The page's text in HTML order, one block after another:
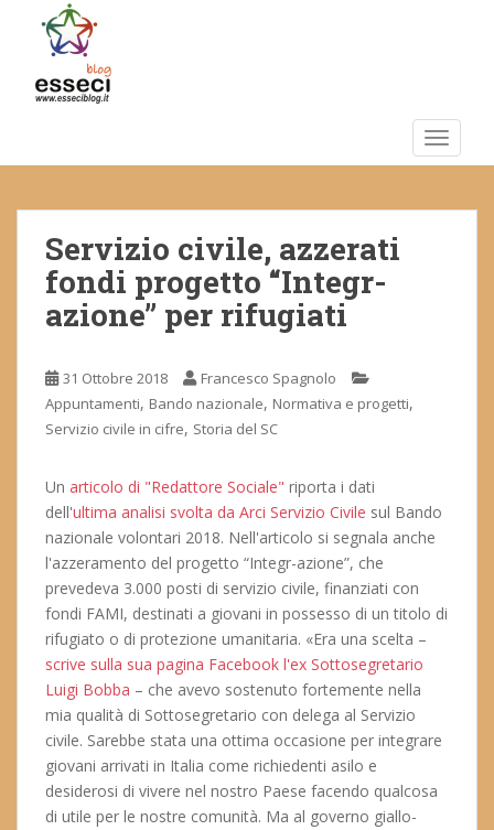
m
Servizio civile, azzerati
fondi progetto “Integr-
azione” per rifugiati
31 Ottobre 2018
Francesco Spagnolo
Appuntamenti, Bando nazionale, Normativa e progetti,
Servizio civile in cifre, Storia del SC
Un articolo di "Redattore Sociale" riporta i dati
dell'ultima analisi svolta da Arci Servizio Civile sul Bando
nazionale volontari 2018. Nell'articolo si segnala anche
l'azzeramento del progetto “Integr-azione”, che
prevedeva 3.000 posti di servizio civile, finanziati con
fondi FAMI, destinati a giovani in possesso di un titolo di
rifugiato o di protezione umanitaria. «Era una scelta –
scrive sulla sua pagina Facebook l'ex Sottosegretario
Luigi Bobba – che avevo sostenuto fortemente nella
mia qualità di Sottosegretario con delega al Servizio
civile. Sarebbe stata una ottima occasione per integrare
giovani arrivati in Italia come richiedenti asilo e
desiderosi di vivere nel nostro Paese facendo qualcosa
di utile per le nostre comunità. Ma al governo giallo-